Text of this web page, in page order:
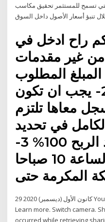
التي تسمح للمستثمر تحقيق مكاسب
راح ادخل في
غير مقدمات
1- المبلغ المطلوب
5000 $ 2- يجب ان تكون
معاها تلتزم
الكامل في تحديد
الخسارة وتحديد الربح 100% 3-
الدخول من الساعة 10 صباحا
المكرمة حتى
29 كانون الأول (ديسمبر) 2020 Your browser can't play this video.
Learn more. Switch camera.
occurred while retrieving